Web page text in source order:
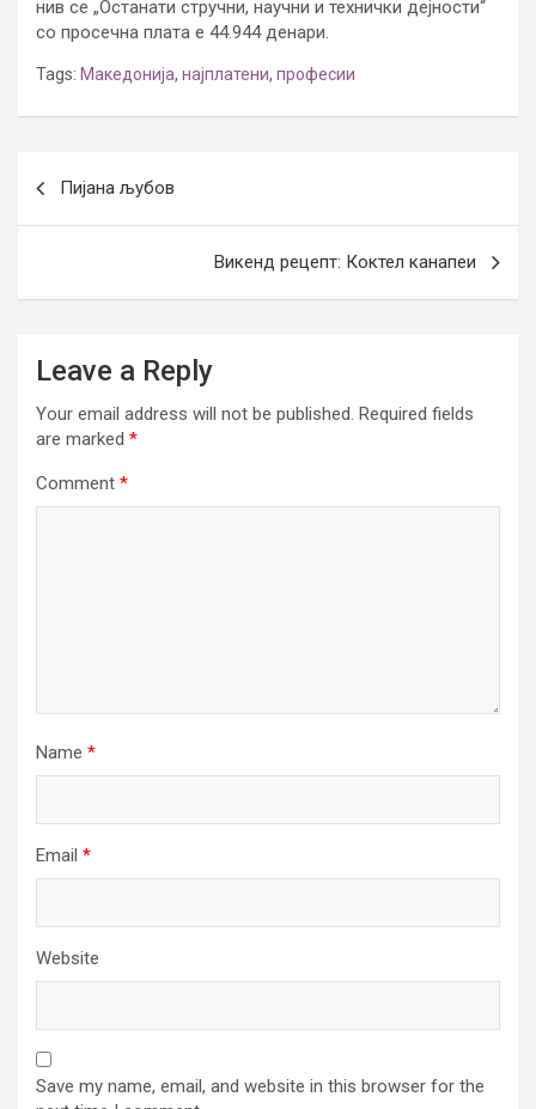
нив се „Останати стручни, научни и технички дејности“
со просечна плата е 44.944 денари.
Tags: Македонија, најплатени, професии
navigation
Пијана љубов
Викенд рецепт: Коктел канапеи
Leave a Reply
Your email address will not be published. Required fields
are marked *
Comment *
Name *
Email *
Website
Save my name, email, and website in this browser for the